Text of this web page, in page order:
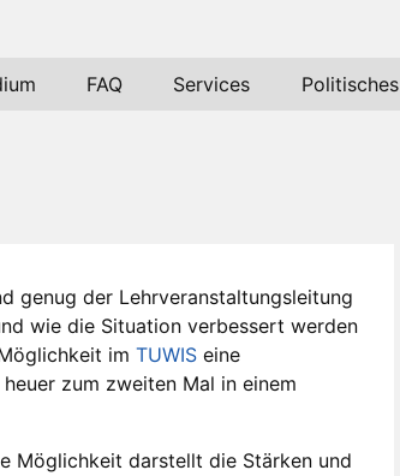
FAQ Services Politisches
genug der Lehrveranstaltungsleitung
wie die Situation verbessert werden
im TUWIS eine
zum zweiten Mal in einem
Möglichkeit darstellt die Stärken und